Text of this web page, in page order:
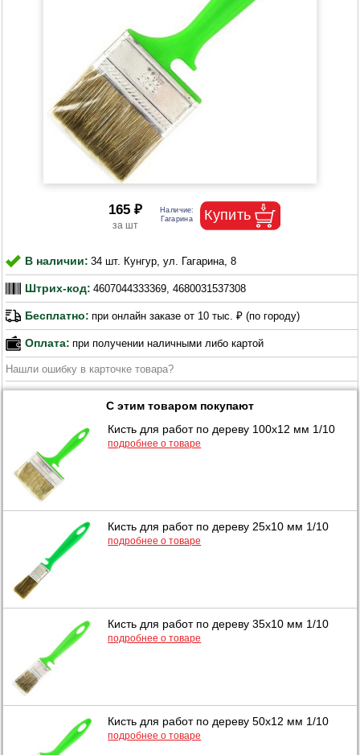
165 ₽
В наличии: 34 шт. Кунгур, ул. Гагарина, 8
Штрих-код: 4607044333369, 4680031537308
Бесплатно: при онлайн заказе от 10 тыс. ₽ (по городу)
Оплата: при получении наличными либо картой
Нашли ошибку в карточке товара?
С этим товаром покупают
Кисть для работ по дереву 100х12 мм 1/10
подробнее о товаре
Кисть для работ по дереву 25х10 мм 1/10
подробнее о товаре
Кисть для работ по дереву 35х10 мм 1/10
подробнее о товаре
Кисть для работ по дереву 50х12 мм 1/10
подробнее о товаре